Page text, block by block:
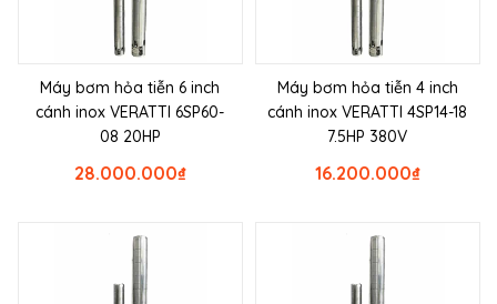
Máy bơm hỏa tiễn 6 inch
cánh inox VERATTI 6SP60-
08 20HP
₫
28.000.000
Máy bơm hỏa tiễn 4 inch
cánh inox VERATTI 4SP14-18
7.5HP 380V
₫
16.200.000